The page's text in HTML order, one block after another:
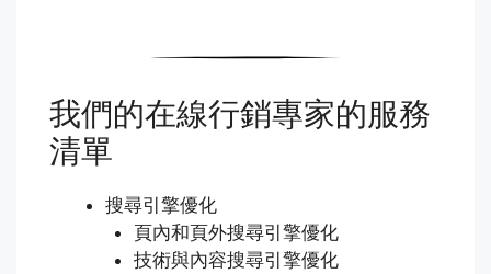
我們的在線行銷專家的服務
清單
搜尋引擎優化
頁內和頁外搜尋引擎優化
技術與內容搜尋引擎優化